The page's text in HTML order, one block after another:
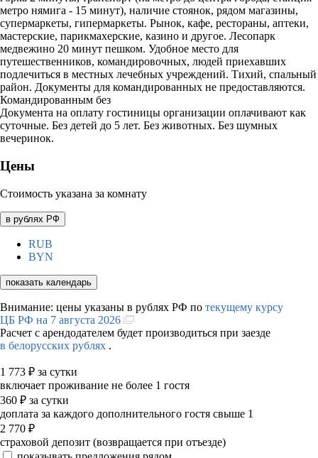
метро нямига - 15 минут), наличие стоянок, рядом магазины,
супермаркеты, гипермаркеты. Рынок, кафе, рестораны, аптеки,
мастерские, парикмахерские, казино и другое. Лесопарк
медвежино 20 минут пешком. Удобное место для
путешественников, командировочных, людей приехавших
подлечиться в местных лечебных учреждений. Тихий, спальный
район. Документы для командированных не предоставляются.
Командированным без
Документа на оплату гостиницы организации оплачивают как
суточные. Без детей до 5 лет. Без животных. Без шумных
вечеринок.
Цены
Стоимость указана за комнату
в рублях РФ
RUB
BYN
показать календарь
Внимание: цены указаны в рублях РФ по текущему курсу
ЦБ РФ на 7 августа 2026
Расчет с арендодателем будет производиться при заезде
в белорусских рублях .
1 773 ₽ за сутки
включает проживание не более 1 гостя
360 ₽ за сутки
доплата за каждого дополнительного гостя свыше 1
2 770 ₽
страховой депозит (возвращается при отъезде)